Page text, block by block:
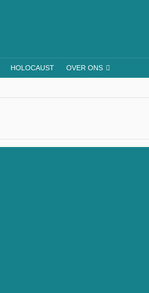
HOLOCAUST OVER ONS